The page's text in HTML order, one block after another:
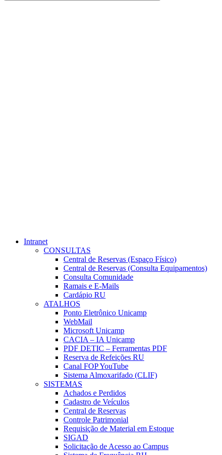
Buscar
Intranet
CONSULTAS
Central de Reservas (Espaço Físico)
Central de Reservas (Consulta Equipamentos)
Consulta Comunidade
Ramais e E-Mails
Cardápio RU
ATALHOS
Ponto Eletrônico Unicamp
WebMail
Microsoft Unicamp
CACIA – IA Unicamp
PDF DETIC – Ferramentas PDF
Reserva de Refeições RU
Canal FOP YouTube
Sistema Almoxarifado (CLIF)
SISTEMAS
Achados e Perdidos
Cadastro de Veículos
Central de Reservas
Controle Patrimonial
Requisição de Material em Estoque
SIGAD
Solicitação de Acesso ao Campus